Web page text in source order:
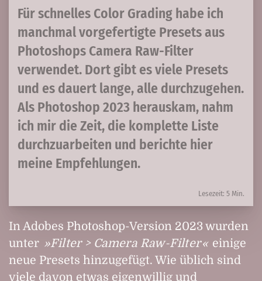
Für schnelles Color Grading habe ich
manchmal vorgefertigte Presets aus
Photoshops Camera Raw-Filter
verwendet. Dort gibt es viele Presets
und es dauert lange, alle durchzugehen.
Als Photoshop 2023 herauskam, nahm
ich mir die Zeit, die komplette Liste
durchzuarbeiten und berichte hier
meine Empfehlungen.
Lesezeit: 5 Min.
In Adobes Photoshop-Version 2023 wurden
unter
Filter > Camera Raw-Filter
einige
neue Presets hinzugefügt. Wie üblich sind
viele davon etwas eigenwillig und